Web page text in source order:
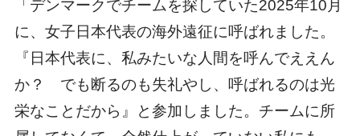
「デンマークでチームを探していた2025年10月
に、女子日本代表の海外遠征に呼ばれました。
『日本代表に、私みたいな人間を呼んでええん
か？ でも断るのも失礼やし、呼ばれるのは光
栄なことだから』と参加しました。チームに所